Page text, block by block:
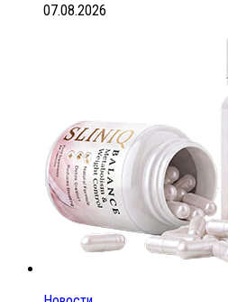
07.08.2026